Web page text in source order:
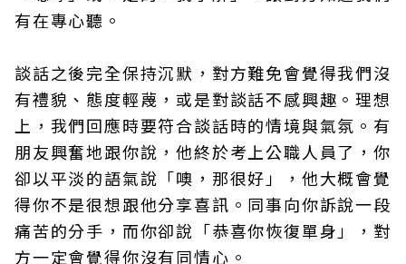
有在專心聽。
談話之後完全保持沉默，對方難免會覺得我們沒
有禮貌、態度輕蔑，或是對談話不感興趣。理想
上，我們回應時要符合談話時的情境與氣氛。有
朋友興奮地跟你說，他終於考上公職人員了，你
卻以平淡的語氣說「噢，那很好」，他大概會覺
得你不是很想跟他分享喜訊。同事向你訴說一段
痛苦的分手，而你卻說「恭喜你恢復單身」，對
方一定會覺得你沒有同情心。